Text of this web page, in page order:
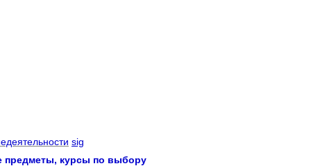
sig
курсы по выбору